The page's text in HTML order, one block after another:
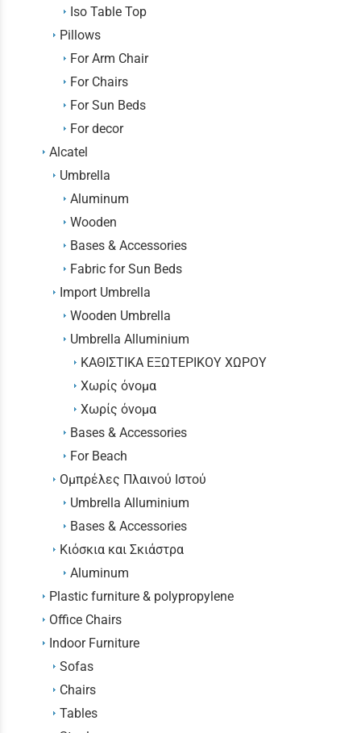
Iso Table Top
Pillows
For Arm Chair
For Chairs
For Sun Beds
For decor
Alcatel
Umbrella
Aluminum
Wooden
Bases & Accessories
Fabric for Sun Beds
Import Umbrella
Wooden Umbrella
Umbrella Alluminium
ΚΑΘΙΣΤΙΚΑ ΕΞΩΤΕΡΙΚΟΥ ΧΩΡΟΥ
Χωρίς όνομα
Χωρίς όνομα
Bases & Accessories
For Beach
Ομπρέλες Πλαινού Ιστού
Umbrella Alluminium
Bases & Accessories
Κιόσκια και Σκιάστρα
Aluminum
Plastic furniture & polypropylene
Office Chairs
Indoor Furniture
Sofas
Chairs
Tables